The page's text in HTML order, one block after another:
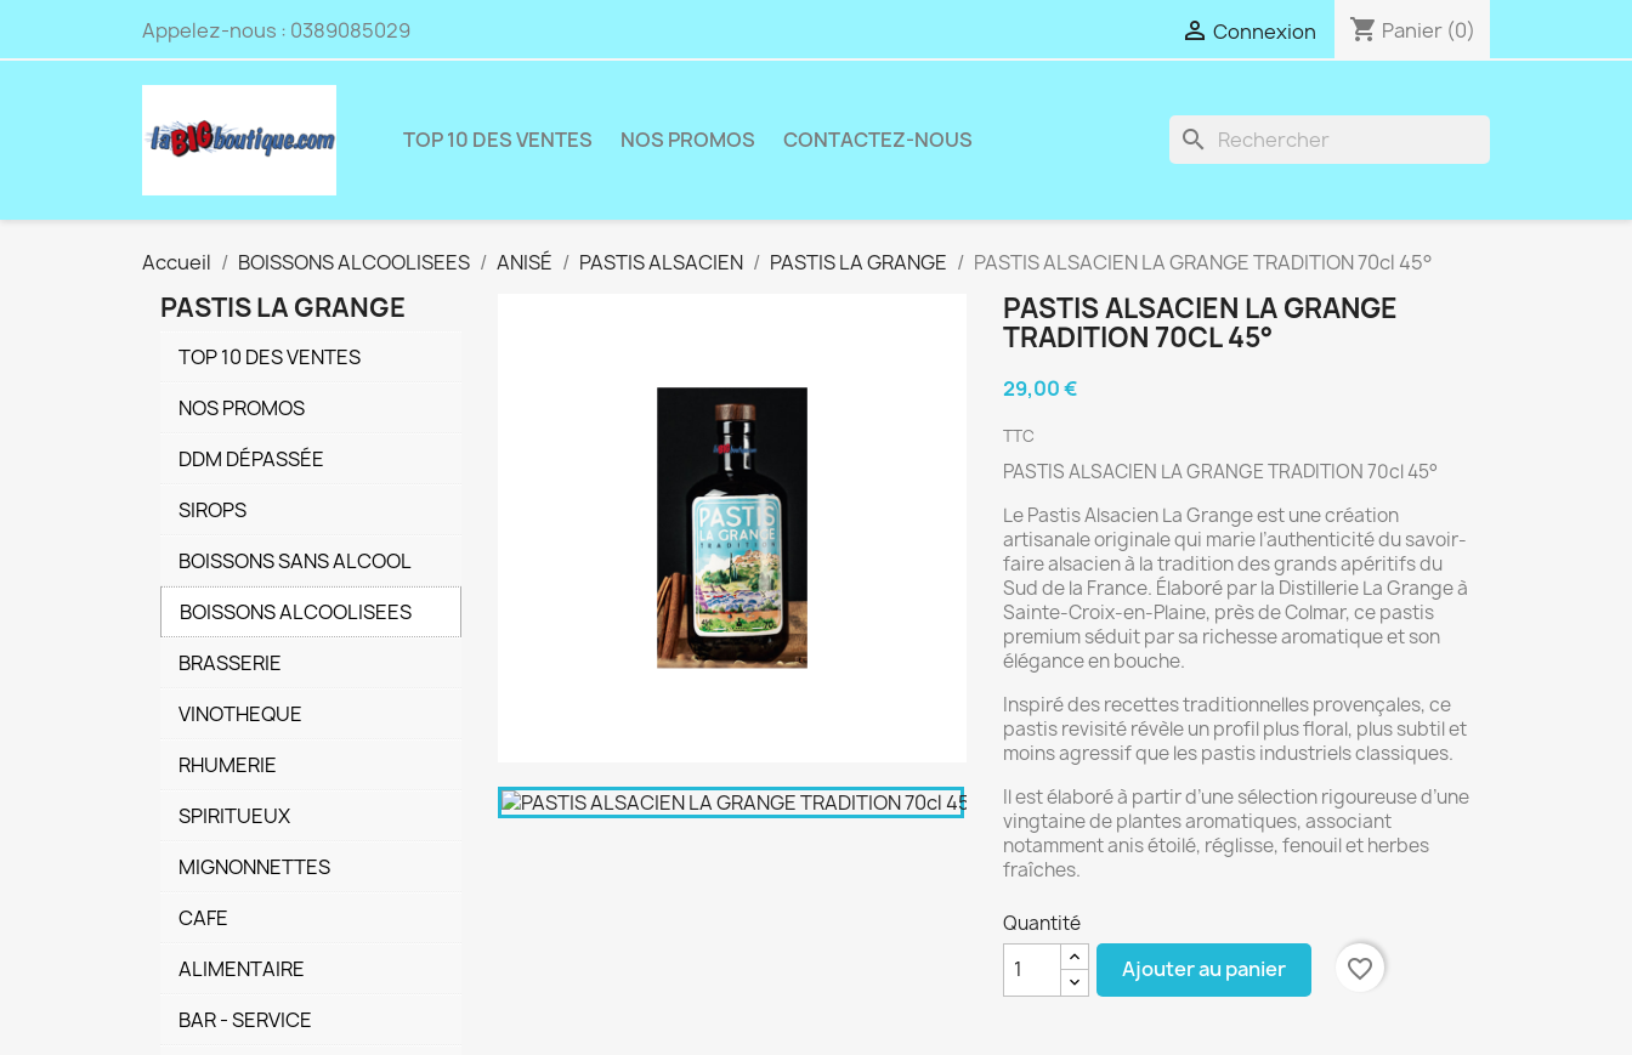
Appelez-nous : 0389085029  Connexion shopping_cart Panier (0)
TOP 10 DES VENTES NOS PROMOS CONTACTEZ-NOUS search
Accueil BOISSONS ALCOOLISEES ANISÉ PASTIS ALSACIEN PASTIS LA GRANGE PASTIS ALSACIEN LA GRANGE TRADITION 70cl 45°
PASTIS LA GRANGE
TOP 10 DES VENTES
NOS PROMOS
DDM DÉPASSÉE
SIROPS
BOISSONS SANS ALCOOL
BOISSONS ALCOOLISEES
BRASSERIE
VINOTHEQUE
RHUMERIE
SPIRITUEUX
MIGNONNETTES
CAFE
ALIMENTAIRE
BAR - SERVICE
PASTIS ALSACIEN LA GRANGE
TRADITION 70CL 45°
29,00 €
TTC
PASTIS ALSACIEN LA GRANGE TRADITION 70cl 45°
Le Pastis Alsacien La Grange est une création
artisanale originale qui marie l’authenticité du savoir-
faire alsacien à la tradition des grands apéritifs du
Sud de la France. Élaboré par la Distillerie La Grange à
Sainte-Croix-en-Plaine, près de Colmar, ce pastis
premium séduit par sa richesse aromatique et son
élégance en bouche.
Inspiré des recettes traditionnelles provençales, ce
pastis revisité révèle un profil plus floral, plus subtil et
moins agressif que les pastis industriels classiques.
Il est élaboré à partir d’une sélection rigoureuse d’une
vingtaine de plantes aromatiques, associant
notamment anis étoilé, réglisse, fenouil et herbes
fraîches.
Quantité
Ajouter au panier favorite_border